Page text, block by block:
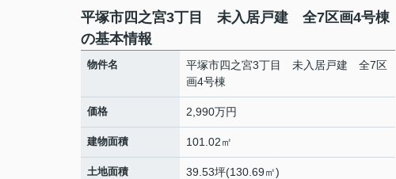
平塚市四之宮3丁目 未入居戸建 全7区画4号棟
の基本情報
物件名
平塚市四之宮3丁目 未入居戸建 全7区
画4号棟
価格 2,990万円
建物面積 101.02㎡
土地面積 39.53坪(130.69㎡)